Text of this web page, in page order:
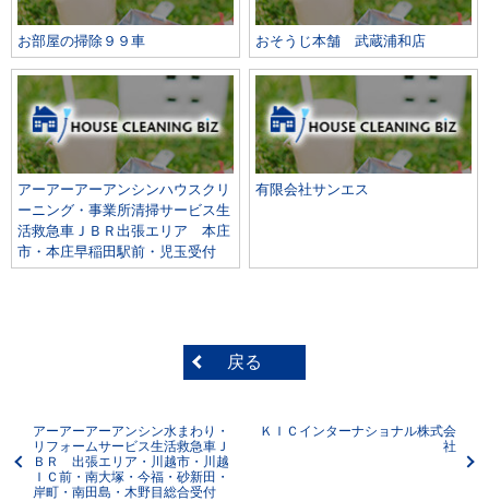
お部屋の掃除９９車 おそうじ本舗 武蔵浦和店
アーアーアーアンシンハウスクリ
ーニング・事業所清掃サービス生
活救急車ＪＢＲ出張エリア 本庄
市・本庄早稲田駅前・児玉受付
有限会社サンエス
戻る
アーアーアーアンシン水まわり・
リフォームサービス生活救急車Ｊ
ＢＲ 出張エリア・川越市・川越
ＩＣ前・南大塚・今福・砂新田・
岸町・南田島・木野目総合受付
ＫＩＣインターナショナル株式会
社